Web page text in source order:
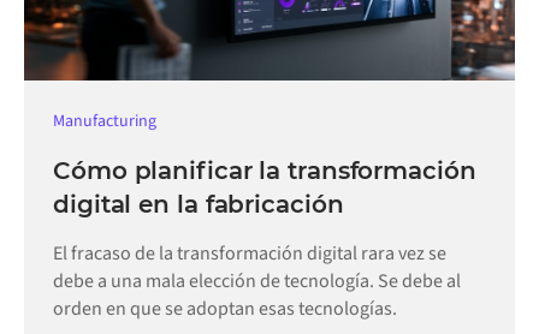
Manufacturing
Cómo planificar la transformación
digital en la fabricación
El fracaso de la transformación digital rara vez se
debe a una mala elección de tecnología. Se debe al
orden en que se adoptan esas tecnologías.